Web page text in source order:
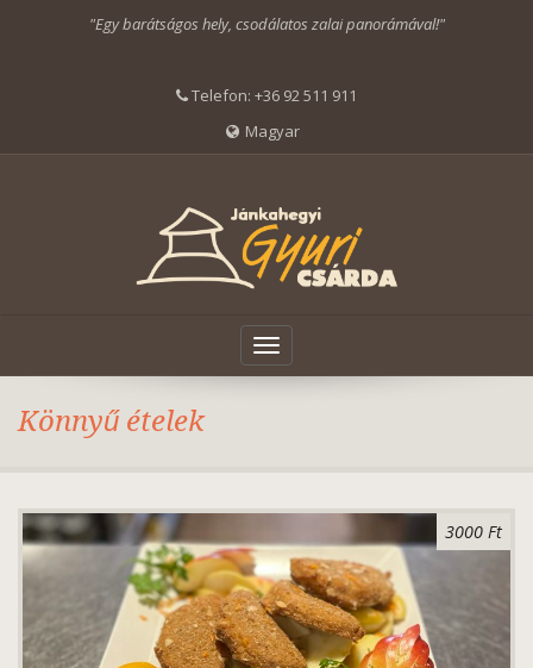
"Egy barátságos hely, csodálatos zalai panorámával!"
Telefon: +36 92 511 911
Magyar
Toggle
navigation
Könnyű ételek
3000 Ft